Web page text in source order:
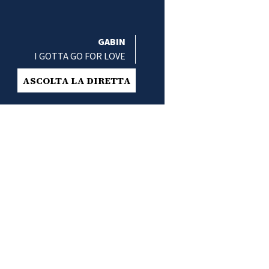
GABIN
I GOTTA GO FOR LOVE
ASCOLTA LA DIRETTA